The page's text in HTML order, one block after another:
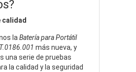
calidad
la Batería para Portátil
más nueva, y
una serie de pruebas
la calidad y la seguridad